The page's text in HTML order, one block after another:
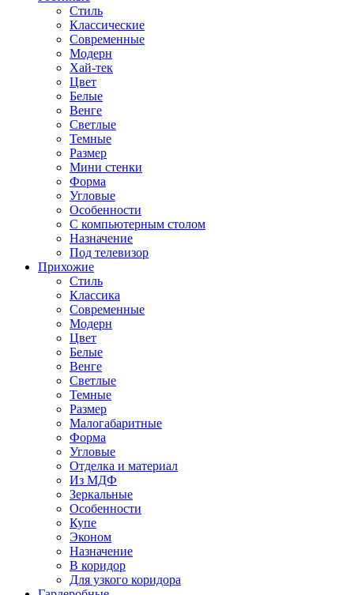
Стиль
Классические
Современные
Модерн
Хай-тек
Цвет
Белые
Венге
Светлые
Темные
Размер
Мини стенки
Форма
Угловые
Особенности
С компьютерным столом
Назначение
Под телевизор
Прихожие
Стиль
Классика
Современные
Модерн
Цвет
Белые
Венге
Светлые
Темные
Размер
Малогабаритные
Форма
Угловые
Отделка и материал
Из МДФ
Зеркальные
Особенности
Купе
Эконом
Назначение
В коридор
Для узкого коридора